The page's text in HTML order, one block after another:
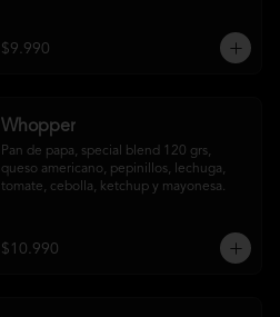
$9.990
Whopper
Pan de papa, special blend 120 grs,
queso americano, pepinillos, lechuga,
tomate, cebolla, ketchup y mayonesa.
$10.990